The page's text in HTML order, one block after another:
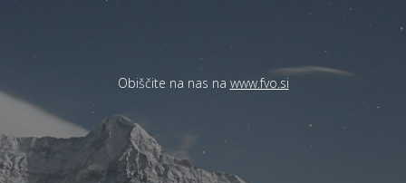
Obiščite na nas na www.fvo.si